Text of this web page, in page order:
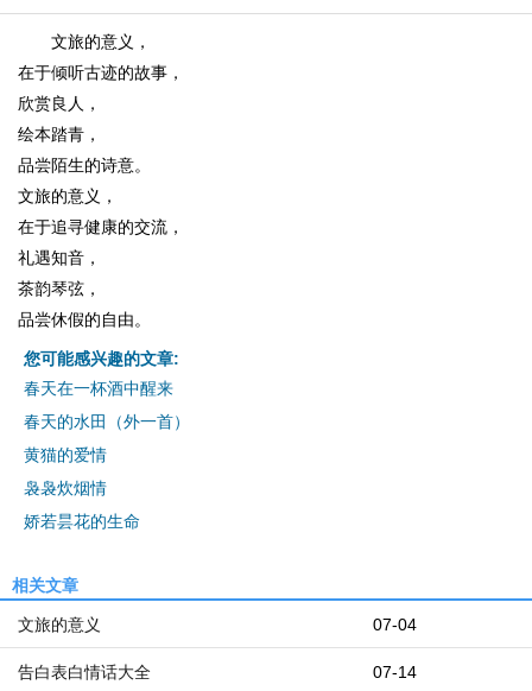
文旅的意义，
在于倾听古迹的故事，
欣赏良人，
绘本踏青，
品尝陌生的诗意。
文旅的意义，
在于追寻健康的交流，
礼遇知音，
茶韵琴弦，
品尝休假的自由。
您可能感兴趣的文章:
春天在一杯酒中醒来
春天的水田（外一首）
黄猫的爱情
袅袅炊烟情
娇若昙花的生命
相关文章
07-04
文旅的意义
07-14
告白表白情话大全